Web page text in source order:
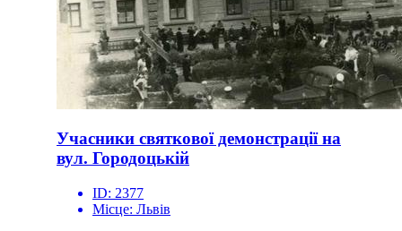
Учасники святкової демонстрації на
вул. Городоцькій
ID: 2377
Місце: Львів